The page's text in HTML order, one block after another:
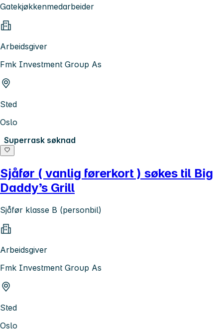
Gatekjøkkenmedarbeider
Arbeidsgiver
Fmk Investment Group As
Sted
Oslo
Superrask søknad
Sjåfør ( vanlig førerkort ) søkes til Big
Daddy’s Grill
Sjåfør klasse B (personbil)
Arbeidsgiver
Fmk Investment Group As
Sted
Oslo